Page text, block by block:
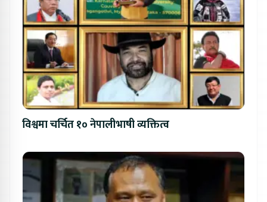
विश्वमा चर्चित १० नेपालीभाषी व्यक्तित्व